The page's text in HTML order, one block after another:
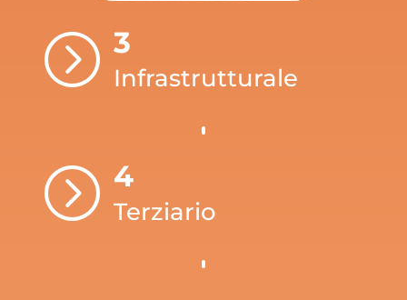
= 3
Infrastrutturale
= 4
Terziario